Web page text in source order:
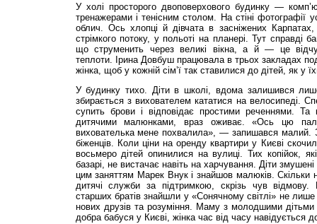
У холі просторого двоповерхового будинку —
тренажерами і тенісним столом. На стіні фотографії
облич. Ось хлопці й дівчата в засніжених
стрімкого потоку, у польоті на планері. Тут справді
що струменить через великі вікна, а й — це
теплоти. Ірина Довбуш працювала в трьох закладах
жінка, щоб у кожній сім’ї так ставилися до дітей, як у
У будинку тихо. Діти в школі, вдома залишився
збирається з вихователем кататися на велосипеді.
супить брови і відповідає простими реченнями.
дитячими малюнками, враз оживає. «Ось цю
вихователька мене похвалила», — запишався малий.
біженців. Коли ціни на оренду квартири у Києві
восьмеро дітей опинилися на вулиці. Тих копійок,
базарі, не вистачає навіть на харчування. Діти
цим заняттям Марек Внук і знайшов малюків. Скільки
дитячі служби за підтримкою, скрізь чув відмову.
старших братів знайшли у «Сонячному світлі» не
нових друзів та розуміння. Маму з молодшими
добра бабуся у Києві, жінка час від часу навідується